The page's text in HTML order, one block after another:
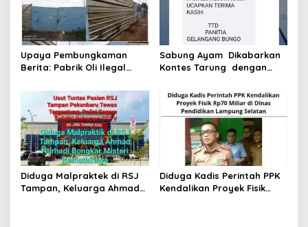
Upaya Pembungkaman
Berita: Pabrik Oli Ilegal
Kesehatan Masyarakat,
Minta GMOCT Take Down
Berita
Sabung Ayam Dikabarkan
Kontes Tarung dengan
T.5.000 Sampai Ratusan
Selain Taruhan Luar
Diduga Malpraktek di RSJ
Tampan, Keluarga Ahmad
Diduga Kadis Perintah PPK
Kendalikan Proyek Fisik